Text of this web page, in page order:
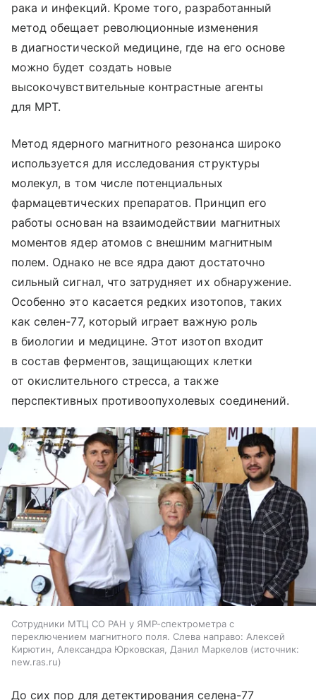
рака и инфекций. Кроме того, разработанный
метод обещает революционные изменения
в диагностической медицине, где на его основе
можно будет создать новые
высокочувствительные контрастные агенты
для МРТ.
Метод ядерного магнитного резонанса широко
используется для исследования структуры
молекул, в том числе потенциальных
фармацевтических препаратов. Принцип его
работы основан на взаимодействии магнитных
моментов ядер атомов с внешним магнитным
полем. Однако не все ядра дают достаточно
сильный сигнал, что затрудняет их обнаружение.
Особенно это касается редких изотопов, таких
как селен-77, который играет важную роль
в биологии и медицине. Этот изотоп входит
в состав ферментов, защищающих клетки
от окислительного стресса, а также
перспективных противоопухолевых соединений.
Сотрудники МТЦ СО РАН у ЯМР-спектрометра с
переключением магнитного поля. Слева направо: Алексей
Кирютин, Александра Юрковская, Данил Маркелов
источник:
new.ras.ru
До сих пор для детектирования селена-77